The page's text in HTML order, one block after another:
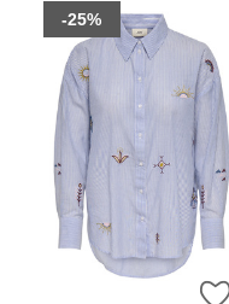
-25%